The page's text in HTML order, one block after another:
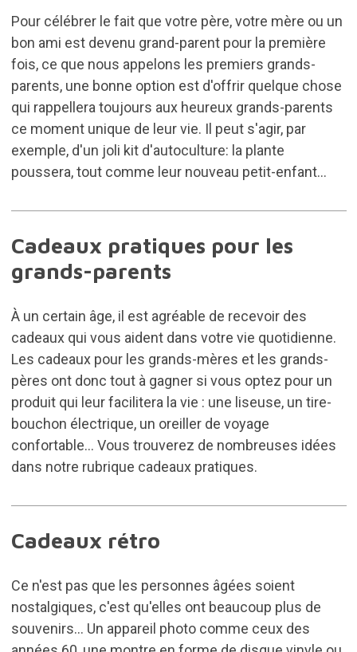
Pour célébrer le fait que votre père, votre mère ou un
bon ami est devenu grand-parent pour la première
fois, ce que nous appelons les premiers grands-
parents, une bonne option est d'offrir quelque chose
qui rappellera toujours aux heureux grands-parents
ce moment unique de leur vie. Il peut s'agir, par
exemple, d'un joli kit d'autoculture: la plante
poussera, tout comme leur nouveau petit-enfant...
Cadeaux pratiques pour les
grands-parents
À un certain âge, il est agréable de recevoir des
cadeaux qui vous aident dans votre vie quotidienne.
Les cadeaux pour les grands-mères et les grands-
pères ont donc tout à gagner si vous optez pour un
produit qui leur facilitera la vie : une liseuse, un tire-
bouchon électrique, un oreiller de voyage
confortable... Vous trouverez de nombreuses idées
dans notre rubrique cadeaux pratiques.
Cadeaux rétro
Ce n'est pas que les personnes âgées soient
nostalgiques, c'est qu'elles ont beaucoup plus de
souvenirs... Un appareil photo comme ceux des